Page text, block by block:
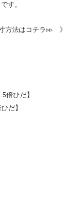
す。
方法はコチラ▹▹ 》
倍ひだ】
だ】